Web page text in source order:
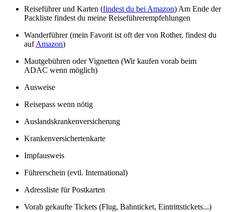
Reiseführer und Karten (findest du bei Amazon) Am Ende der
Packliste findest du meine Reiseführerempfehlungen
Wanderführer (mein Favorit ist oft der von Rother, findest du
aufAmazon)
Mautgebühren oder Vignetten (Wir kaufen vorab beim
ADAC wenn möglich)
Ausweise
Reisepass wenn nötig
Auslandskrankenversicherung
Krankenversichertenkarte
Impfausweis
Führerschein (evtl. International)
Adressliste für Postkarten
Vorab gekaufte Tickets (Flug, Bahnticket, Eintrittstickets...)